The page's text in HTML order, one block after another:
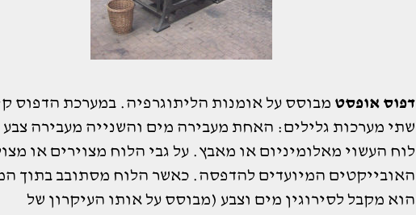
דפוס אופסט מבוסס על אומנות הליתוגרפיה. במערכת הדפוס
שתי מערכות גלילים: האחת מעבירה מים והשנייה מעבירה צבע
לוח העשוי מאלומיניום או מאבץ. על גבי הלוח מצוירים או
האובייקטים המיועדים להדפסה. כאשר הלוח מסתובב בתוך
הוא מקבל לסירוגין מים וצבע (מבוסס על אותו העיקרון של